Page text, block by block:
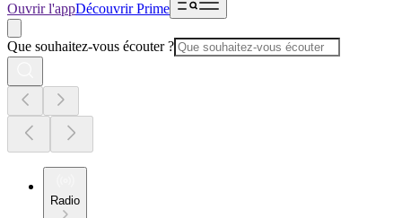
Ouvrir l'appDécouvrir Prime
Que souhaitez-vous écouter ?
Radio